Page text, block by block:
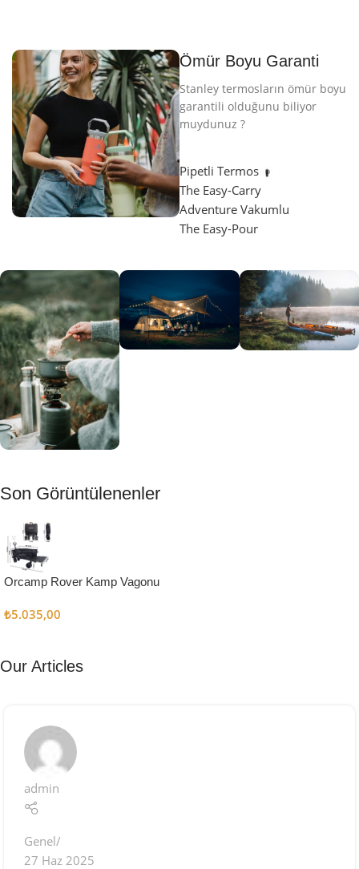
Ömür Boyu Garanti
Stanley termosların ömür boyu
garantili olduğunu biliyor
muydunuz ?
Pipetli Termos
The Easy-Carry
Adventure Vakumlu
The Easy-Pour
Muftağı
Kampçı
Şefler İçin
Keşfet
Son Görüntülenenler
Orcamp Rover Kamp Vagonu
₺5.035,00
Our Articles
admin
Genel
27 Haz 2025